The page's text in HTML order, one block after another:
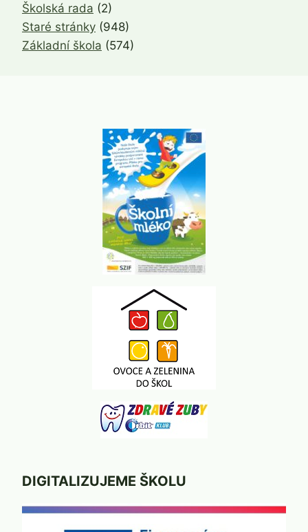
Školská rada (2)
Staré stránky (948)
Základní škola (574)
DIGITALIZUJEME ŠKOLU